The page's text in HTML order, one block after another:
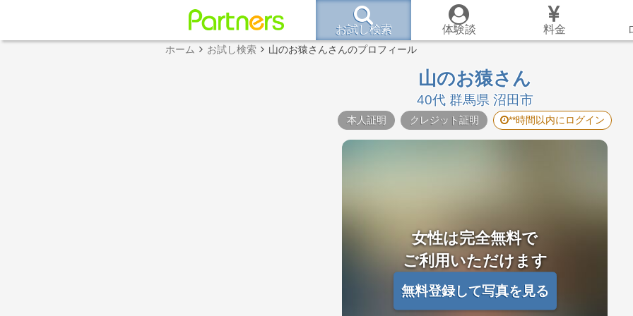
お試し検索 体験談 料金
ホーム お試し検索 山のお猿さんさんのプロフィール
山のお猿さん
40代 群馬県 沼田市
本人証明 クレジット証明 **時間以内にログイン
女性は完全無料で
ご利用いただけます
無料登録して写真を見る